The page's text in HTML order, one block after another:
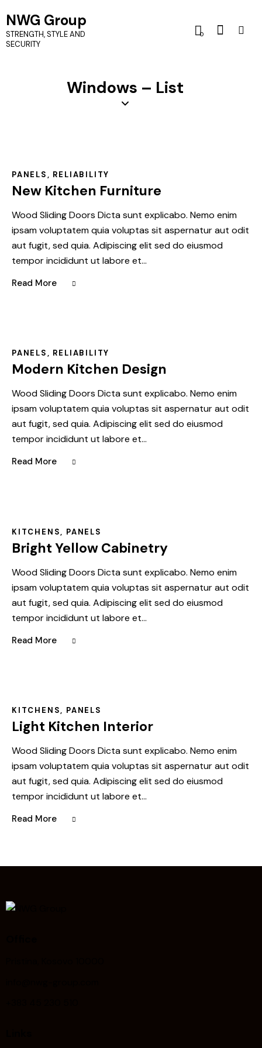
NWG Group
STRENGTH, STYLE AND
SECURITY
0
Windows – List
PANELS, RELIABILITY
New Kitchen Furniture
Wood Sliding Doors Dicta sunt explicabo. Nemo enim
ipsam voluptatem quia voluptas sit aspernatur aut odit
aut fugit, sed quia. Adipiscing elit sed do eiusmod
tempor incididunt ut labore et…
Read More
PANELS, RELIABILITY
Modern Kitchen Design
Wood Sliding Doors Dicta sunt explicabo. Nemo enim
ipsam voluptatem quia voluptas sit aspernatur aut odit
aut fugit, sed quia. Adipiscing elit sed do eiusmod
tempor incididunt ut labore et…
Read More
KITCHENS, PANELS
Bright Yellow Cabinetry
Wood Sliding Doors Dicta sunt explicabo. Nemo enim
ipsam voluptatem quia voluptas sit aspernatur aut odit
aut fugit, sed quia. Adipiscing elit sed do eiusmod
tempor incididunt ut labore et…
Read More
KITCHENS, PANELS
Light Kitchen Interior
Wood Sliding Doors Dicta sunt explicabo. Nemo enim
ipsam voluptatem quia voluptas sit aspernatur aut odit
aut fugit, sed quia. Adipiscing elit sed do eiusmod
tempor incididunt ut labore et…
Read More